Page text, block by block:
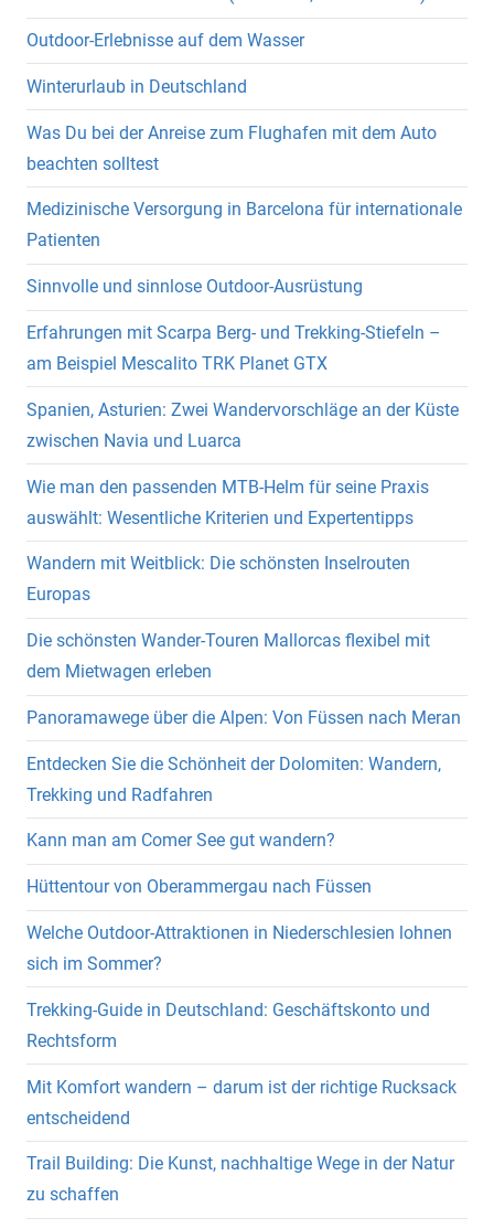
Outdoor-Erlebnisse auf dem Wasser
Winterurlaub in Deutschland
Was Du bei der Anreise zum Flughafen mit dem Auto
beachten solltest
Medizinische Versorgung in Barcelona für internationale
Patienten
Sinnvolle und sinnlose Outdoor-Ausrüstung
Erfahrungen mit Scarpa Berg- und Trekking-Stiefeln –
am Beispiel Mescalito TRK Planet GTX
Spanien, Asturien: Zwei Wandervorschläge an der Küste
zwischen Navia und Luarca
Wie man den passenden MTB-Helm für seine Praxis
auswählt: Wesentliche Kriterien und Expertentipps
Wandern mit Weitblick: Die schönsten Inselrouten
Europas
Die schönsten Wander-Touren Mallorcas flexibel mit
dem Mietwagen erleben
Panoramawege über die Alpen: Von Füssen nach Meran
Entdecken Sie die Schönheit der Dolomiten: Wandern,
Trekking und Radfahren
Kann man am Comer See gut wandern?
Hüttentour von Oberammergau nach Füssen
Welche Outdoor-Attraktionen in Niederschlesien lohnen
sich im Sommer?
Trekking-Guide in Deutschland: Geschäftskonto und
Rechtsform
Mit Komfort wandern – darum ist der richtige Rucksack
entscheidend
Trail Building: Die Kunst, nachhaltige Wege in der Natur
zu schaffen